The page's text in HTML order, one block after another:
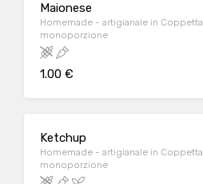
Maionese
Homemade - artigianale in Coppetta
monoporzione
1.00 €
Ketchup
Homemade - artigianale in Coppetta
monoporzione